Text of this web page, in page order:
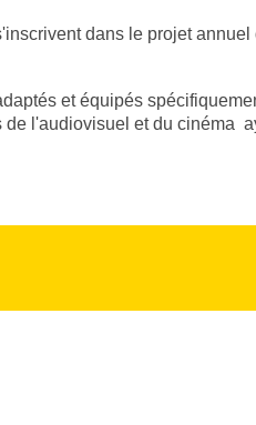
dans le projet
et équipés
l'audiovisuel et du cinéma